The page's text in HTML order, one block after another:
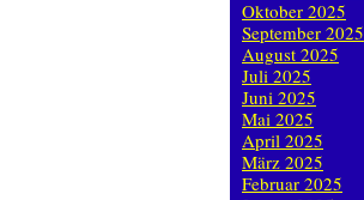
Oktober 2025
September 2025
August 2025
Juli 2025
Juni 2025
Mai 2025
April 2025
März 2025
Februar 2025